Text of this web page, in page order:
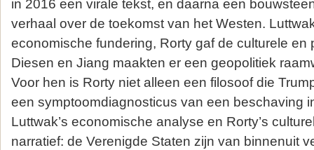
in 2016 een virale tekst, en daarna een
verhaal over de toekomst van het Westen.
economische fundering, Rorty gaf de culturele en
Diesen en Jiang maakten er een geopolitiek
Voor hen is Rorty niet alleen een filosoof die
een symptoomdiagnosticus van een beschaving
Luttwak’s economische analyse en Rorty’s
narratief: de Verenigde Staten zijn van binnenuit